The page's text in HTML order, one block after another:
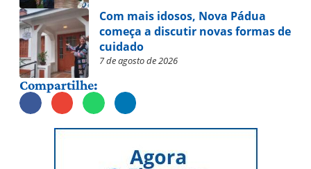
Com mais idosos, Nova Pádua
começa a discutir novas formas de
cuidado
7 de agosto de 2026
Compartilhe: